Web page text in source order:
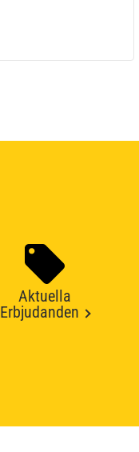
Aktuella
Erbjudanden